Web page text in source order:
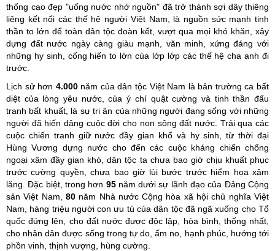
thống cao đẹp "uống nước nhớ nguồn" đã trở thành sợi dây thiêng
liêng kết nối các thế hệ người Việt Nam, là nguồn sức mạnh tinh
thần to lớn để toàn dân tộc đoàn kết, vượt qua mọi khó khăn, xây
dựng đất nước ngày càng giàu mạnh, văn minh, xứng đáng với
những hy sinh, cống hiến to lớn của lớp lớp các thế hệ cha anh đi
trước.
Lịch sử hơn 4.000năm của dân tộc Việt Nam là bản trường ca bất
diệt của lòng yêu nước, của ý chí quật cường và tinh thần đấu
tranh bất khuất, là sự tri ân của những người đang sống với những
người đã hiến dâng cuộc đời cho non sông đất nước. Trải qua các
cuộc chiến tranh giữ nước đầy gian khổ và hy sinh, từ thời đại
Hùng Vương dựng nước cho đến các cuộc kháng chiến chống
ngoại xâm đầy gian khó, dân tộc ta chưa bao giờ chịu khuất phục
trước cường quyền, chưa bao giờ lùi bước trước hiểm họa xâm
lăng. Đặc biệt, trong hơn 95năm dưới sự lãnh đạo của Đảng Cộng
sản Việt Nam, 80 năm Nhà nước Cộng hòa xã hội chủ nghĩa Việt
Nam, hàng triệu người con ưu tú của dân tộc đã ngã xuống cho Tổ
quốc đứng lên, cho đất nước được độc lập, hòa bình, thống nhất,
cho nhân dân được sống trong tự do, ấm no, hạnh phúc, hướng tới
phồn vinh, thịnh vượng, hùng cường.